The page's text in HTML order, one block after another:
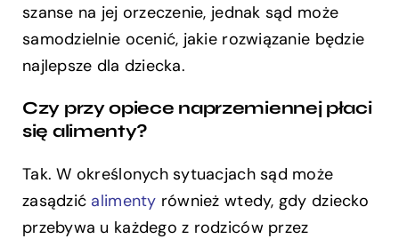
szanse na jej orzeczenie, jednak sąd może
samodzielnie ocenić, jakie rozwiązanie będzie
najlepsze dla dziecka.
Czy przy opiece naprzemiennej płaci
się alimenty?
Tak. W określonych sytuacjach sąd może
zasądzić alimenty również wtedy, gdy dziecko
przebywa u każdego z rodziców przez